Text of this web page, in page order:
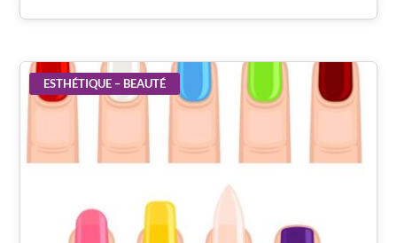
ESTHÉTIQUE – BEAUTÉ